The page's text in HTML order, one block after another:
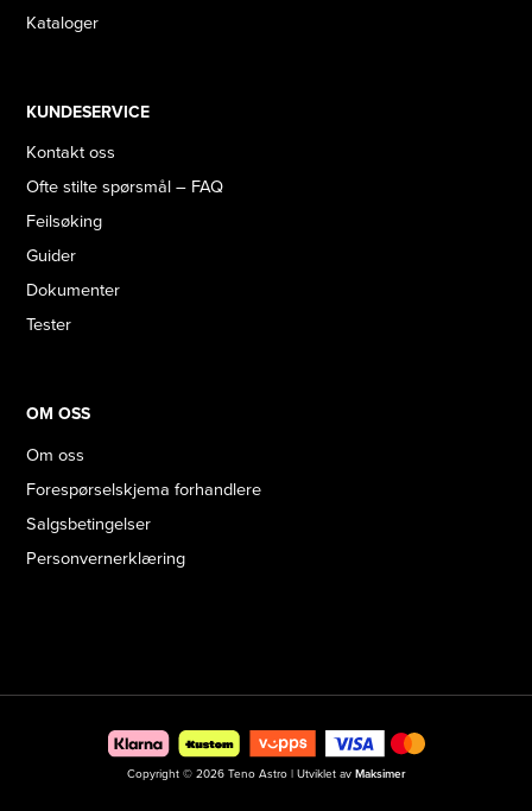
Kataloger
KUNDESERVICE
Kontakt oss
Ofte stilte spørsmål – FAQ
Feilsøking
Guider
Dokumenter
Tester
OM OSS
Om oss
Forespørselskjema forhandlere
Salgsbetingelser
Personvernerklæring
Copyright © 2026 Teno Astro | Utviklet av Maksimer